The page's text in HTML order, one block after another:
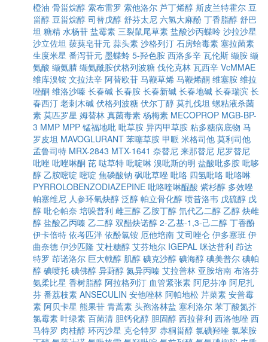
橙油 骨甾烷醇 索布雷罗 索他洛尔 芦丁烯醇 斯皮兰特霍尔 豆
甾醇 豆甾烷醇 司替戊醇 舒芬太尼 六氢大麻酚 丁香脂醇 舒巴
坦 糖精 水杨苷 盐霉素 三裂鼠尾草素 盐酸沙丙蝶呤 沙拉沙星
沙立佐坦 菝葜皂苷元 蒜头素 沙格列汀 石房蛤毒素 塞拉菌素
生度米星 番泻苷元 墨蝶蛉 5-羟色胺 西洛多辛 瓦伦斯 缬胺 缬
氨酸 缬氨腈 缬氨酰胺伏格列波糖 伐伦克林 瓦西辛 VcMMAE
维库溴铵 文拉法辛 阿替欧苷 马鞭草烯 马鞭烯酮 维塞胺 维拉
唑酮 维洛沙嗪 长春碱 长春胺 长春新碱 长春地碱 长春瑞滨 长
春西汀 老刺木碱 伏格列波糖 伏尔丁醇 莫扎伐坦 螺粘液杀菌
素 莫匹罗星 姆替林 真菌毒素 杨梅素 MECOPROP MGB-BP-
3 MMP MPP 锰福地吡 吡草胺 异丙甲草胺 粘多糖病底物 马
罗皮坦 MAVOGLURANT 苯噻草胺 甲哌 米格司他 莫利司他
孟鲁司特 MRX-2843 MTX-1641 奈替尼 来那替尼 尼罗替尼
吡唑 吡唑啉酮 芘 哒草特 吡啶啉 溴吡斯的明 盐酸吡多胺 吡哆
醇 乙胺嘧啶 嘧啶 焦磷酸钠 砜吡草唑 吡咯 四氢吡咯 吡咯啉
PYRROLOBENZODIAZEPINE 吡咯喹啉醌酸 紫杉醇 多效唑
帕塞维尼 人参环氧炔醇 泛醇 帕立骨化醇 喷昔洛韦 戊硫醇 戊
醇 吡仑帕奈 培哚普利 雌三醇 乙胺丁醇 氘代乙二醇 乙醇 炔雌
醇 盐酸乙丙嗪 乙二醇 双醋炔诺醇 2-乙基-1,3-己二醇 丁香酚
伊卡倍特 依考匹泮 依酚氯铵 厄他培南 艾司唑仑 伊多塞班 伊
曲奈德 伊沙匹隆 艾杜糖醇 艾芬地尔 IGEPAL 咪达普利 茚达
特罗 茚诺洛尔 巨大戟醇 肌醇 碘克沙醇 碘海醇 碘美普尔 碘帕
醇 碘喷托 碘佛醇 异葑醇 氮异丙嗪 艾拉普林 亚胺培南 布洛芬
氨柔比星 香树脂醇 阿拉格列汀 血管紧张素 阿尼芬净 阿尼扎
芬 番荔枝素 ANSECULIN 安他唑林 阿帕地松 芹菜素 安普霉
素 阿贝卡星 熊果苷 青蒿素 头孢洛林盐 塞利洛尔 苯丁酸氮芥
氯霉素 叶绿素 百菌清 胆钙化醇 胆固醇 西拉普利 西洛他唑 西
马特罗 肉桂醇 环丙沙星 克仑特罗 赤桐甾醇 氯碘羟喹 氯苯胺